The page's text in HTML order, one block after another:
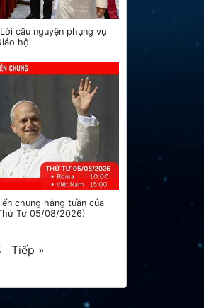
cầu nguyện phụng vụ
hội
chung hằng tuần của
Tư 05/08/2026)
Tiếp »